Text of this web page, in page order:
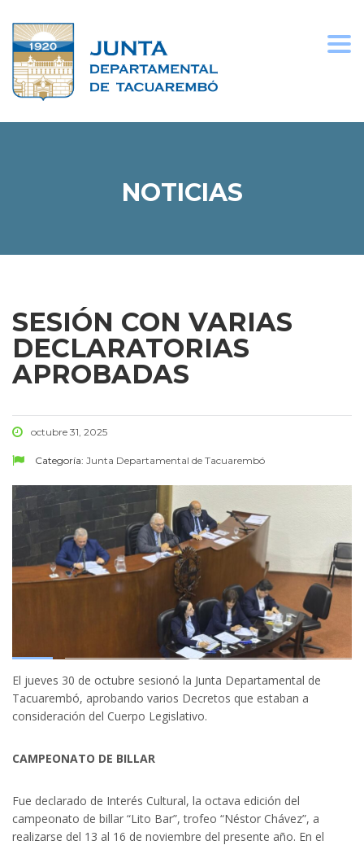
NOTICIAS
SESIÓN CON VARIAS
DECLARATORIAS
APROBADAS
octubre 31, 2025
Categoría: Junta Departamental de Tacuarembó
El jueves 30 de octubre sesionó la Junta Departamental de
Tacuarembó, aprobando varios Decretos que estaban a
consideración del Cuerpo Legislativo.
CAMPEONATO DE BILLAR
Fue declarado de Interés Cultural, la octava edición del
campeonato de billar “Lito Bar”, trofeo “Néstor Chávez”, a
realizarse del 13 al 16 de noviembre del presente año. En el